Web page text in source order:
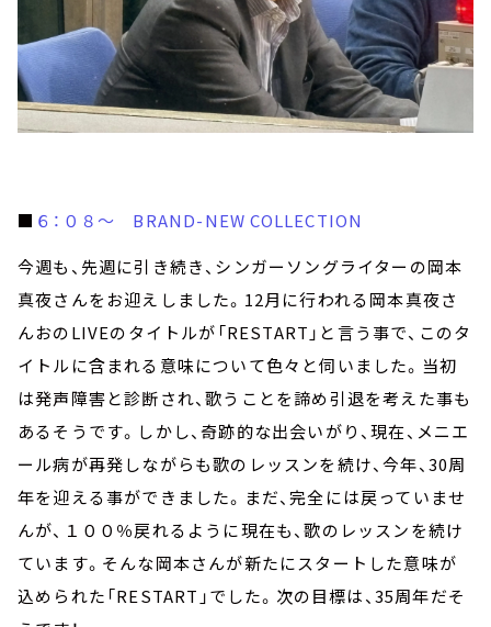
■ ６：０８～ BRAND-NEW COLLECTION
今週も、先週に引き続き、シンガーソングライターの岡本
真夜さんをお迎えしました。12月に行われる岡本真夜さ
んおのLIVEのタイトルが「RESTART」と言う事で、このタ
イトルに含まれる意味について色々と伺いました。当初
は発声障害と診断され、歌うことを諦め引退を考えた事も
あるそうです。しかし、奇跡的な出会いがり、現在、メニエ
ール病が再発しながらも歌のレッスンを続け、今年、30周
年を迎える事ができました。まだ、完全には戻っていませ
んが、１００％戻れるように現在も、歌のレッスンを続け
ています。そんな岡本さんが新たにスタートした意味が
込められた「RESTART」でした。次の目標は、35周年だそ